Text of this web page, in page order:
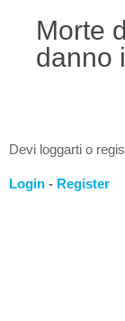
Morte
danno
Devi loggarti o
Login - Register